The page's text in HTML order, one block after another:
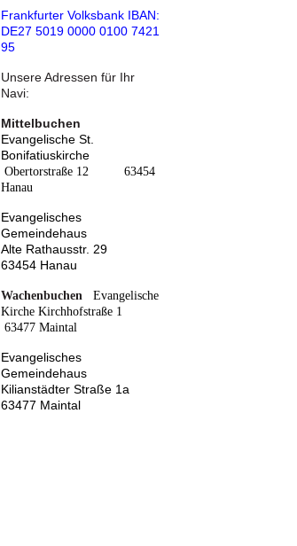
Frankfurter Volksbank IBAN:
DE27 5019 0000 0100 7421
95
Unsere Adressen für Ihr
Navi:
Mittelbuchen
Evangelische St.
Bonifatiuskirche
Obertorstraße 12 63454
Hanau
Evangelisches
Gemeindehaus
Alte Rathausstr. 29
63454 Hanau
Wachenbuchen Evangelische
Kirche Kirchhofstraße 1
63477 Maintal
Evangelisches
Gemeindehaus
Kilianstädter Straße 1a
63477 Maintal